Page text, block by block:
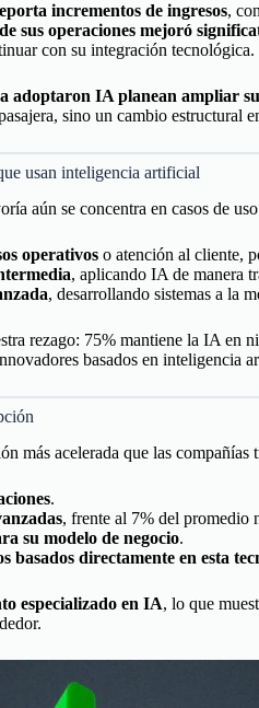
incrementos de ingresos,
sus operaciones mejoró
con su integración tecnológica.
adoptaron IA planean ampliar
sino un cambio estructural
usan inteligencia artificial
aún se concentra en casos de
operativos o atención al cliente,
, aplicando IA de manera
, desarrollando sistemas a la
rezago: 75% mantiene la IA en
basados en inteligencia
más acelerada que las compañías
.
, frente al 7% del promedio
su modelo de negocio.
basados directamente en esta
especializado en IA, lo que